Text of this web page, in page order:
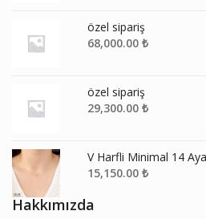
özel sipariş
68,000.00 ₺
özel sipariş
29,300.00 ₺
V Harfli Minimal 14
15,150.00 ₺
Hakkımızda